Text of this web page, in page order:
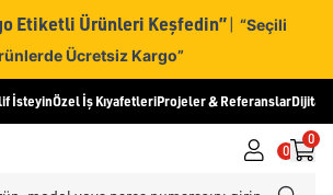
Etiketli Ürünleri Keşfedin” | “Seçili
Ücretsiz Kargo”
İsteyinÖzel İş KıyafetleriProjeler & ReferanslarDijital
0
0